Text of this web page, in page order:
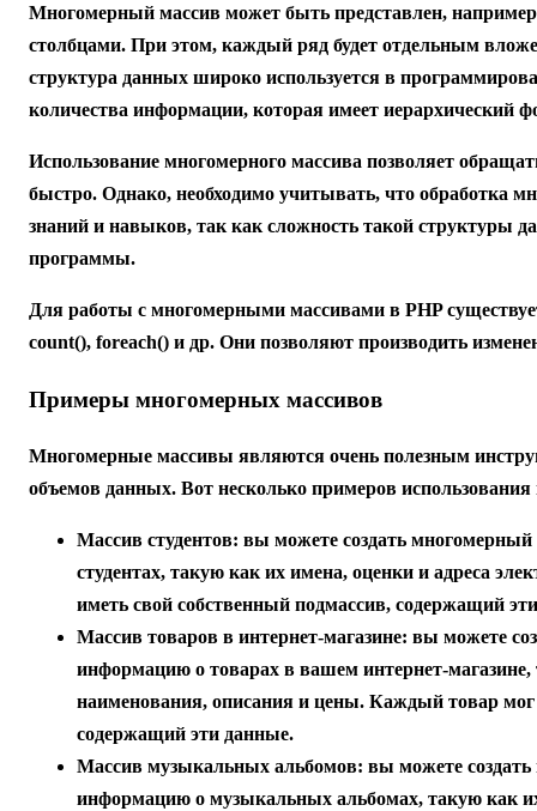
Многомерный массив может быть представлен,
столбцами. При этом, каждый ряд будет отдельным
структура данных широко используется в
количества информации, которая имеет иерархический
Использование многомерного массива позволяет
быстро. Однако, необходимо учитывать, что обработка
знаний и навыков, так как сложность такой структуры
программы.
Для работы с многомерными массивами в PHP
count(), foreach() и др. Они позволяют производить
Примеры многомерных массивов
Многомерные массивы являются очень полезным
объемов данных. Вот несколько примеров
Массив студентов: вы можете создать
студентах, такую как их имена, оценки и адреса
иметь свой собственный подмассив, содержащий
Массив товаров в интернет-магазине: вы можете
информацию о товарах в вашем интернет-
наименования, описания и цены. Каждый товар
содержащий эти данные.
Массив музыкальных альбомов: вы можете
информацию о музыкальных альбомах, такую как